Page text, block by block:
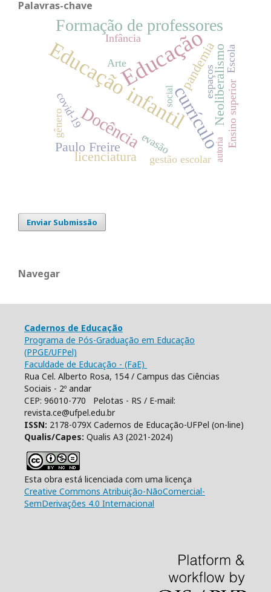
Palavras-chave
Educação
Educação infantilcurrículo
Formação de professores
Docência
pandemia
Paulo Freire
Neoliberalismo
licenciatura
covid-19
evasão
Infância
gestão escolar
espaços
Arte
Ensino superior
gênero
Escola
social
autoria
Enviar Submissão
Navegar
Cadernos de Educação
Programa de Pós-Graduação em Educação
(PPGE/UFPel)
Faculdade de Educação - (FaE)
Rua Cel. Alberto Rosa, 154 / Campus das Ciências
Sociais - 2º andar
CEP: 96010-770 Pelotas - RS / E-mail:
revista.ce@ufpel.edu.br
ISSN: 2178-079X Cadernos de Educação-UFPel (on-line)
Qualis/Capes: Qualis A3 (2021-2024)
Esta obra está licenciada com uma licença
Creative Commons Atribuição-NãoComercial-
SemDerivações 4.0 Internacional